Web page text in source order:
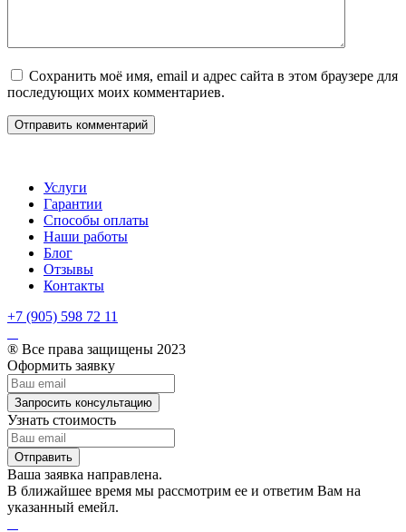
Сохранить моё имя, email и адрес сайта в этом браузере для
последующих моих комментариев.
Услуги
Гарантии
Способы оплаты
Наши работы
Блог
Отзывы
Контакты
+7 (905) 598 72 11
® Все права защищены 2023
Оформить заявку
Запросить консультацию
Узнать стоимость
Отправить
Ваша заявка направлена.
В ближайшее время мы рассмотрим ее и ответим Вам на
указанный емейл.